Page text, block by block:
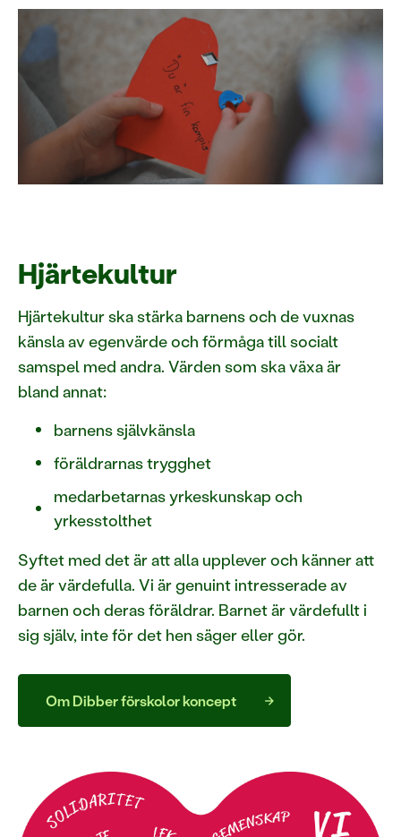
Hjärtekultur
Hjärtekultur ska stärka barnens och de vuxnas
känsla av egenvärde och förmåga till socialt
samspel med andra. Värden som ska växa är
bland annat:
barnens självkänsla
föräldrarnas trygghet
medarbetarnas yrkeskunskap och
yrkesstolthet
Syftet med det är att alla upplever och känner att
de är värdefulla. Vi är genuint intresserade av
barnen och deras föräldrar. Barnet är värdefullt i
sig själv, inte för det hen säger eller gör.
Om Dibber förskolor koncept